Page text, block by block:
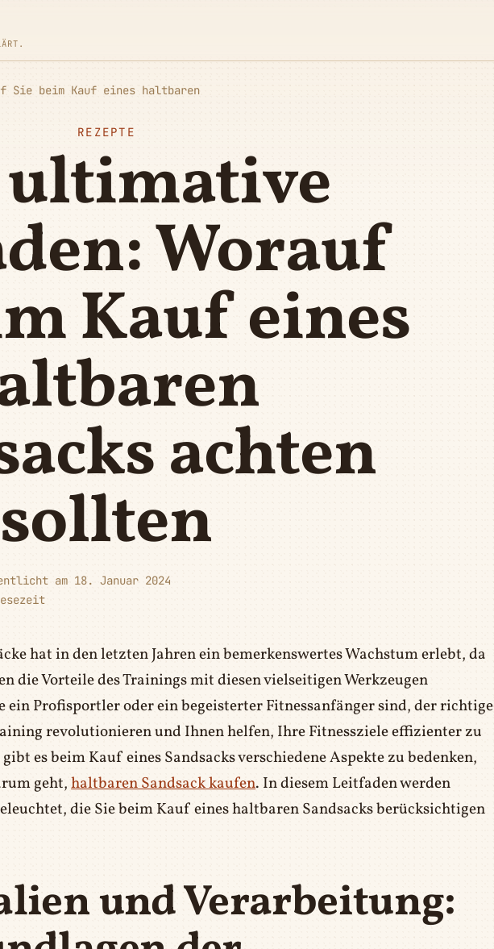
Sie beim Kauf eines haltbaren
REZEPTE
ultimative
Worauf
Kauf eines
achten
sollten
am 18. Januar 2024
hat in den letzten Jahren ein bemerkenswertes Wachstum erlebt, da
die Vorteile des Trainings mit diesen vielseitigen Werkzeugen
ein Profisportler oder ein begeisterter Fitnessanfänger sind, der richtige
revolutionieren und Ihnen helfen, Ihre Fitnessziele effizienter zu
es beim Kauf eines Sandsacks verschiedene Aspekte zu bedenken,
geht,haltbaren Sandsack kaufen. In diesem Leitfaden werden
die Sie beim Kauf eines haltbaren Sandsacks berücksichtigen
und Verarbeitung: